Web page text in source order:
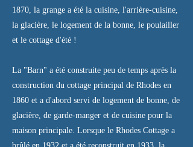
1870, la grange a été la cuisine, l'arrière-cuisine,
la glacière, le logement de la bonne, le poulailler
et le cottage d'été !
La "Barn" a été construite peu de temps après la
construction du cottage principal de Rhodes en
1860 et a d'abord servi de logement de bonne, de
glacière, de garde-manger et de cuisine pour la
maison principale. Lorsque le Rhodes Cottage a